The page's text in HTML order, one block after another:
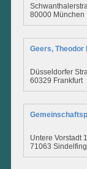
80000 München
Geers, Theodor
Düsseldorfer
60329 Frankfurt
Untere Vorstadt
71063